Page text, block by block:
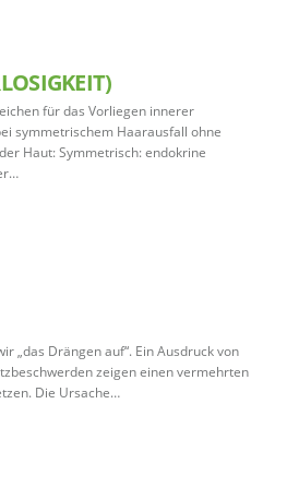
für das Vorliegen innerer
symmetrischem Haarausfall ohne
Haut: Symmetrisch: endokrine
„das Drängen auf“. Ein Ausdruck von
zeigen einen vermehrten
Die Ursache…